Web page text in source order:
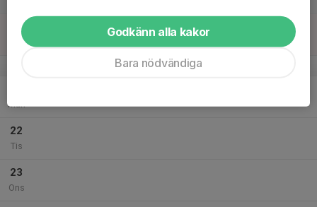
20
Sön
v.39
Mån
22
Tis
23
Ons
Godkänn alla kakor
Bara nödvändiga